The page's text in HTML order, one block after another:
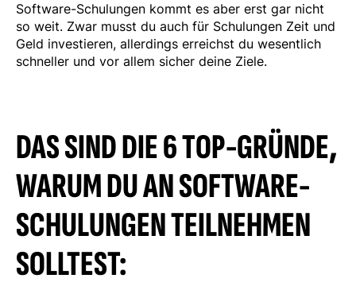
Software-Schulungen kommt es aber erst gar nicht
so weit. Zwar musst du auch für Schulungen Zeit und
Geld investieren, allerdings erreichst du wesentlich
schneller und vor allem sicher deine Ziele.
DAS SIND DIE 6 TOP-GRÜNDE,
WARUM DU AN SOFTWARE-
SCHULUNGEN TEILNEHMEN
SOLLTEST: